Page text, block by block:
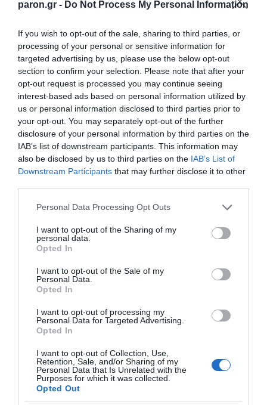
paron.gr - Do Not Process My Personal Information
If you wish to opt-out of the sale, sharing to third parties, or
processing of your personal or sensitive information for
targeted advertising by us, please use the below opt-out
section to confirm your selection. Please note that after your
opt-out request is processed you may continue seeing
interest-based ads based on personal information utilized by
us or personal information disclosed to third parties prior to
your opt-out. You may separately opt-out of the further
disclosure of your personal information by third parties on the
IAB’s list of downstream participants. This information may
also be disclosed by us to third parties on the IAB’s List of
Downstream Participants that may further disclose it to other
Please note that this website/app uses one or more Google
not limited to your visit or usage behaviour. You may click to
grant or deny consent to Google and its third-party tags to
use your data for below specified purposes in below Google
consent section.
Personal Data Processing Opt Outs
I want to opt-out of the Sharing of my
personal data.
Opted In
I want to opt-out of the Sale of my
Personal Data.
Opted In
I want to opt-out of processing my
Personal Data for Targeted Advertising.
Opted In
I want to opt-out of Collection, Use,
Retention, Sale, and/or Sharing of my
Personal Data that Is Unrelated with the
Purposes for which it was collected.
Opted Out
paron.gr
ΤΟ ΠΑΡΟΝ ΤΗΣ ΚΥΡΙΑΚΗΣ